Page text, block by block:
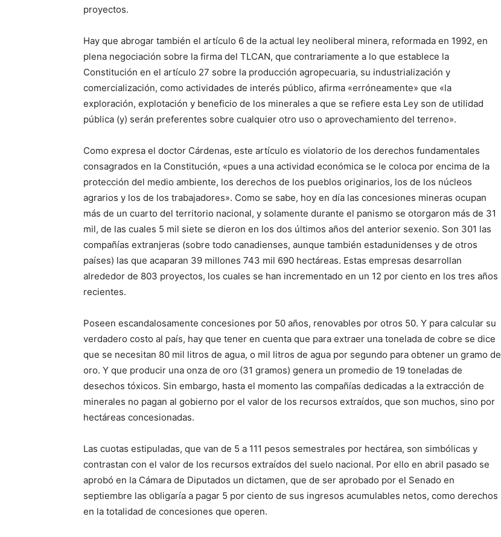
proyectos.
Hay que abrogar también el artículo 6 de la actual ley neoliberal minera, reformada en 1992, en
plena negociación sobre la firma del TLCAN, que contrariamente a lo que establece la
Constitución en el artículo 27 sobre la producción agropecuaria, su industrialización y
comercialización, como actividades de interés público, afirma «erróneamente» que «la
exploración, explotación y beneficio de los minerales a que se refiere esta Ley son de utilidad
pública (y) serán preferentes sobre cualquier otro uso o aprovechamiento del terreno».
Como expresa el doctor Cárdenas, este artículo es violatorio de los derechos fundamentales
consagrados en la Constitución, «pues a una actividad económica se le coloca por encima de la
protección del medio ambiente, los derechos de los pueblos originarios, los de los núcleos
agrarios y los de los trabajadores». Como se sabe, hoy en día las concesiones mineras ocupan
más de un cuarto del territorio nacional, y solamente durante el panismo se otorgaron más de 31
mil, de las cuales 5 mil siete se dieron en los dos últimos años del anterior sexenio. Son 301 las
compañías extranjeras (sobre todo canadienses, aunque también estadunidenses y de otros
países) las que acaparan 39 millones 743 mil 690 hectáreas. Estas empresas desarrollan
alrededor de 803 proyectos, los cuales se han incrementado en un 12 por ciento en los tres años
recientes.
Poseen escandalosamente concesiones por 50 años, renovables por otros 50. Y para calcular su
verdadero costo al país, hay que tener en cuenta que para extraer una tonelada de cobre se dice
que se necesitan 80 mil litros de agua, o mil litros de agua por segundo para obtener un gramo de
oro. Y que producir una onza de oro (31 gramos) genera un promedio de 19 toneladas de
desechos tóxicos. Sin embargo, hasta el momento las compañías dedicadas a la extracción de
minerales no pagan al gobierno por el valor de los recursos extraídos, que son muchos, sino por
hectáreas concesionadas.
Las cuotas estipuladas, que van de 5 a 111 pesos semestrales por hectárea, son simbólicas y
contrastan con el valor de los recursos extraídos del suelo nacional. Por ello en abril pasado se
aprobó en la Cámara de Diputados un dictamen, que de ser aprobado por el Senado en
septiembre las obligaría a pagar 5 por ciento de sus ingresos acumulables netos, como derechos
en la totalidad de concesiones que operen.